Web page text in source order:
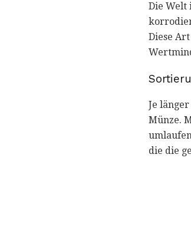
Die Welt
Diese
Je
Münze.
die die